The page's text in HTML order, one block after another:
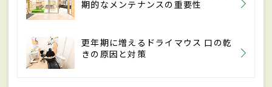
期的なメンテナンスの重要性
更年期に増えるドライマウス 口の乾
きの原因と対策